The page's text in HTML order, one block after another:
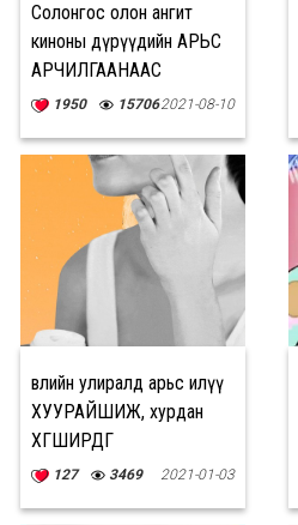
Солонгос олон ангит
киноны дүрүүдийн АРЬС
АРЧИЛГААНААС
суралцах зүйлс
1950 157062021-08-10
Өвлийн улиралд арьс илүү
ХУУРАЙШИЖ, хурдан
ХӨГШИРДӨГ
127 3469 2021-01-03